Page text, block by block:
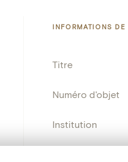
INFORMATIONS DE
Titre
Numéro d'objet
Institution